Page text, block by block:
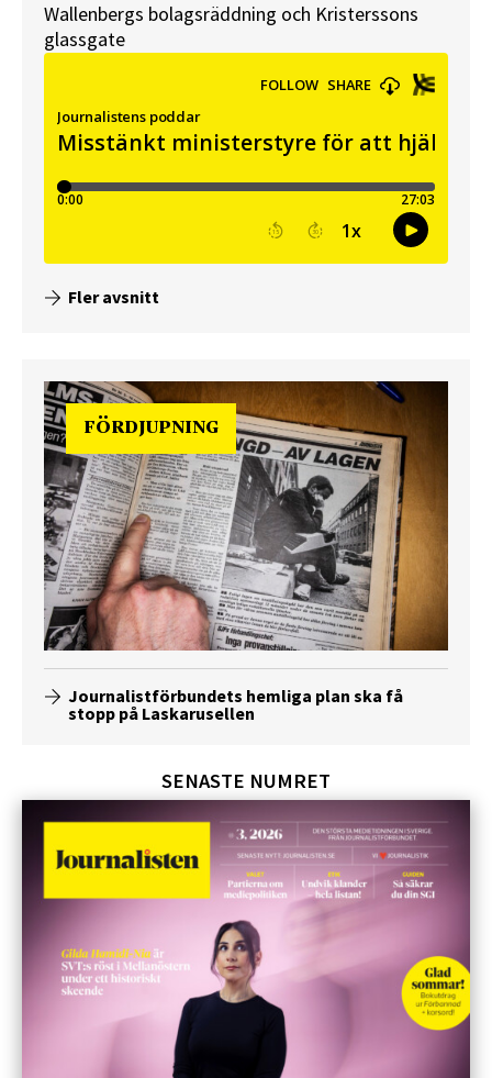
Wallenbergs bolagsräddning och Kristerssons
glassgate
Fler avsnitt
FÖRDJUPNING
Journalistförbundets hemliga plan ska få
stopp på Laskarusellen
SENASTE NUMRET